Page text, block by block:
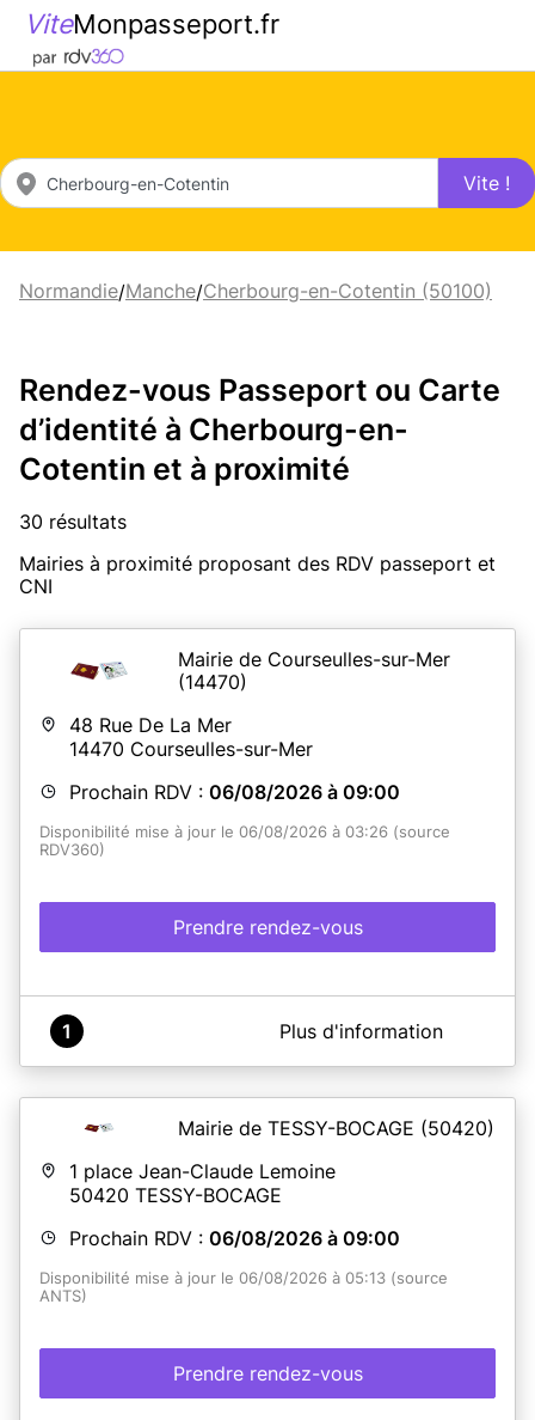
ViteMonpasseport.fr
Vite !
Normandie/Manche/Cherbourg-en-Cotentin (50100)
Rendez-vous Passeport ou Carte
d’identité à Cherbourg-en-
Cotentin et à proximité
30 résultats
Mairies à proximité proposant des RDV passeport et
CNI
Mairie de Courseulles-sur-Mer
(14470)
48 Rue De La Mer
14470 Courseulles-sur-Mer
Prochain RDV : 06/08/2026 à 09:00
Disponibilité mise à jour le 06/08/2026 à 03:26 (source
RDV360)
Prendre rendez-vous
A propos de Mairie de Courseulles sur Mer
passeport). Grâce à cet agenda en ligne, prenez rendez-
vous facilement. Si vous ne pouvez pas honorer votre
rendez-vous, merci de bien penser à l'annuler.
1 Plus d'information
Mairie de TESSY-BOCAGE (50420)
1 place Jean-Claude Lemoine
50420 TESSY-BOCAGE
Prochain RDV : 06/08/2026 à 09:00
Disponibilité mise à jour le 06/08/2026 à 05:13 (source
ANTS)
Prendre rendez-vous